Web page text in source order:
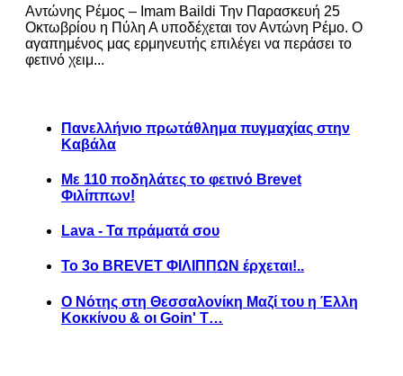
Αντώνης Ρέμος – Imam Baildi Την Παρασκευή 25
Οκτωβρίου η Πύλη Α υποδέχεται τον Αντώνη Ρέμο. Ο
αγαπημένος μας ερμηνευτής επιλέγει να περάσει το
φετινό χειμ...
Πανελλήνιο πρωτάθλημα πυγμαχίας στην
Καβάλα
Με 110 ποδηλάτες το φετινό Brevet
Φιλίππων!
Lava - Τα πράματά σου
Το 3ο BREVET ΦΙΛΙΠΠΩΝ έρχεται!..
Ο Νότης στη Θεσσαλονίκη Μαζί του η Έλλη
Κοκκίνου & οι Goin' T…